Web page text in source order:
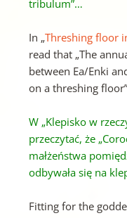
tribulum”…
In „Threshing floor
read that „The
between Ea/Enki
on a threshing
W „Klepisko w
przeczytać, że
małżeństwa
odbywała się na
Fitting for the